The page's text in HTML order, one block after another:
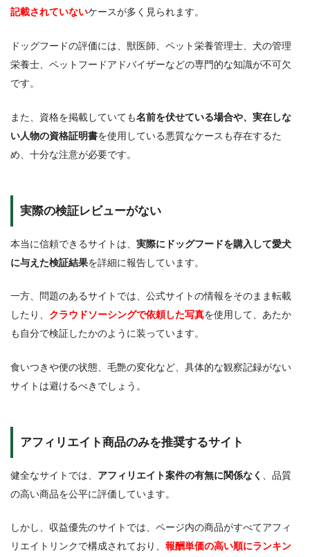
記載されていないケースが多く見られます。
ドッグフードの評価には、獣医師、ペット栄養管理士、犬の管理
栄養士、ペットフードアドバイザーなどの専門的な知識が不可欠
です。
また、資格を掲載していても名前を伏せている場合や、実在しな
い人物の資格証明書を使用している悪質なケースも存在するた
め、十分な注意が必要です。
実際の検証レビューがない
本当に信頼できるサイトは、 実際にドッグフードを購入して愛犬
に与えた検証結果を詳細に報告しています。
一方、問題のあるサイトでは、公式サイトの情報をそのまま転載
したり、 クラウドソーシングで依頼した写真を使用して、あたか
も自分で検証したかのように装っています。
食いつきや便の状態、毛艶の変化など、具体的な観察記録がない
サイトは避けるべきでしょう。
アフィリエイト商品のみを推奨するサイト
健全なサイトでは、 アフィリエイト案件の有無に関係なく
、品質
の高い商品を公平に評価しています。
しかし、収益優先のサイトでは、ページ内の商品がすべてアフィ
リエイトリンクで構成されており、 報酬単価の高い順にランキン